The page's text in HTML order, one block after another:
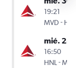
19:21
MVD -
mié.
16:50
HNL -